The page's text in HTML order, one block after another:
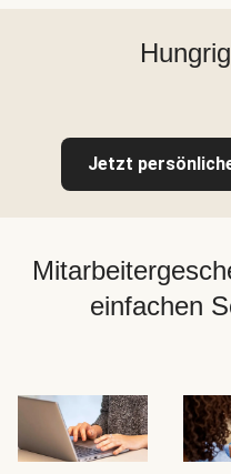
Jetzt
einfachen